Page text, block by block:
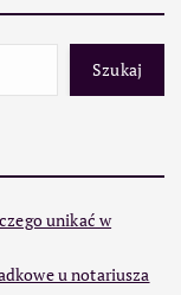
Szukaj
unikać w
u notariusza